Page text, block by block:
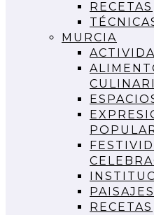
RECETAS
MURCIA
RECETAS